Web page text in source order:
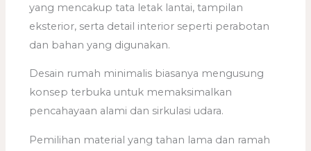
yang mencakup tata letak lantai, tampilan
eksterior, serta detail interior seperti perabotan
dan bahan yang digunakan.
Desain rumah minimalis biasanya mengusung
konsep terbuka untuk memaksimalkan
pencahayaan alami dan sirkulasi udara.
Pemilihan material yang tahan lama dan ramah